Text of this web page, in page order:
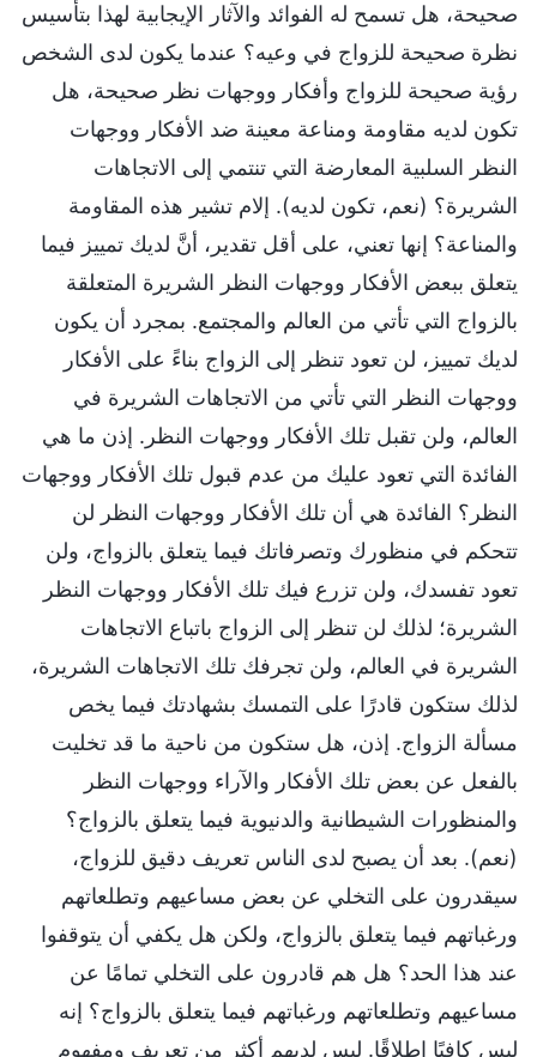
صحيحة، هل تسمح له الفوائد والآثار الإيجابية لهذا بتأسيس
نظرة صحيحة للزواج في وعيه؟ عندما يكون لدى الشخص
رؤية صحيحة للزواج وأفكار ووجهات نظر صحيحة، هل
تكون لديه مقاومة ومناعة معينة ضد الأفكار ووجهات
النظر السلبية المعارضة التي تنتمي إلى الاتجاهات
الشريرة؟ (نعم، تكون لديه). إلام تشير هذه المقاومة
والمناعة؟ إنها تعني، على أقل تقدير، أنَّ لديك تمييز فيما
يتعلق ببعض الأفكار ووجهات النظر الشريرة المتعلقة
بالزواج التي تأتي من العالم والمجتمع. بمجرد أن يكون
لديك تمييز، لن تعود تنظر إلى الزواج بناءً على الأفكار
ووجهات النظر التي تأتي من الاتجاهات الشريرة في
العالم، ولن تقبل تلك الأفكار ووجهات النظر. إذن ما هي
الفائدة التي تعود عليك من عدم قبول تلك الأفكار ووجهات
النظر؟ الفائدة هي أن تلك الأفكار ووجهات النظر لن
تتحكم في منظورك وتصرفاتك فيما يتعلق بالزواج، ولن
تعود تفسدك، ولن تزرع فيك تلك الأفكار ووجهات النظر
الشريرة؛ لذلك لن تنظر إلى الزواج باتباع الاتجاهات
الشريرة في العالم، ولن تجرفك تلك الاتجاهات الشريرة،
لذلك ستكون قادرًا على التمسك بشهادتك فيما يخص
مسألة الزواج. إذن، هل ستكون من ناحية ما قد تخليت
بالفعل عن بعض تلك الأفكار والآراء ووجهات النظر
والمنظورات الشيطانية والدنيوية فيما يتعلق بالزواج؟
(نعم). بعد أن يصبح لدى الناس تعريف دقيق للزواج،
سيقدرون على التخلي عن بعض مساعيهم وتطلعاتهم
ورغباتهم فيما يتعلق بالزواج، ولكن هل يكفي أن يتوقفوا
عند هذا الحد؟ هل هم قادرون على التخلي تمامًا عن
مساعيهم وتطلعاتهم ورغباتهم فيما يتعلق بالزواج؟ إنه
ليس كافيًا إطلاقًا. ليس لديهم أكثر من تعريف ومفهوم